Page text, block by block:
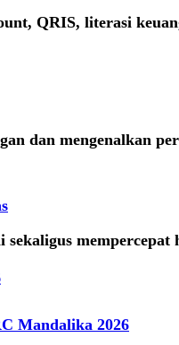
QRIS, literasi
dan mengenalkan
Mandalika 2026